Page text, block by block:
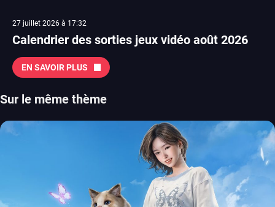
27 juillet 2026 à 17:32
Calendrier des sorties jeux vidéo août 2026
EN SAVOIR PLUS
Sur le même thème